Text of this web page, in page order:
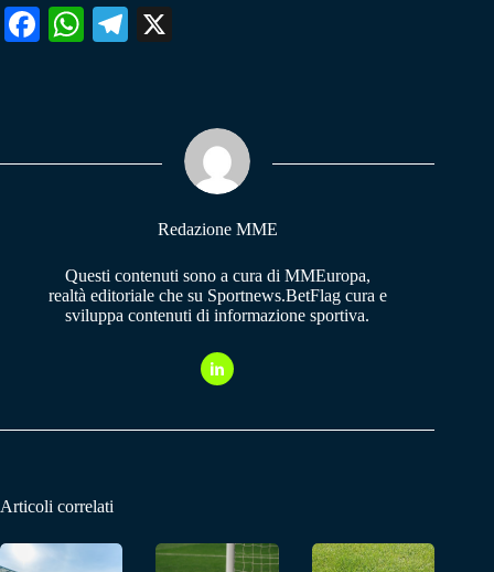
Fa W
pp
Te
m
Redazione MME
Questi contenuti sono a cura di MMEuropa,
realtà editoriale che su Sportnews.BetFlag cura e
sviluppa contenuti di informazione sportiva.
Articoli correlati